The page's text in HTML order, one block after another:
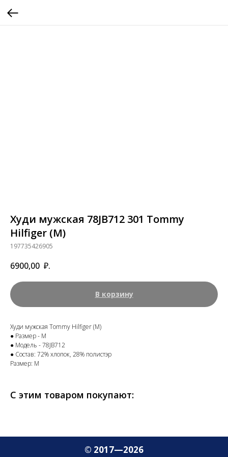
Худи мужская 78JB712 301 Tommy
Hilfiger (M)
197735426905
6900,00 ₽.
В корзину
Худи мужская Tommy Hilfiger (M)
● Размер - M
● Модель - 78JB712
● Состав: 72% хлопок, 28% полистэр
Размер: M
С этим товаром покупают:
© 2017—2026